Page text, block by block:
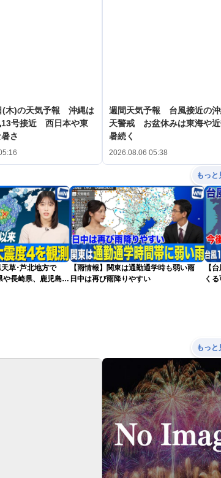
(木)の天気予報 沖縄は
13号接近 西日本や東
さ
週間天気予報 台風接近の
天警戒 お盆休みは東海や
暑続く
2026.08.06 05:38
もっと
天草･芦北地方で
長崎県、鹿児島県
【雨情報】関東は通勤通学時も弱い雨
日中は再び雨降りやすい
【
く
もっと